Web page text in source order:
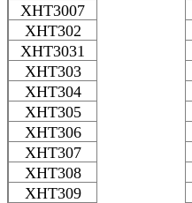
XHT3007
XHT302
XHT3031
XHT303
XHT304
XHT305
XHT306
XHT307
XHT308
XHT309